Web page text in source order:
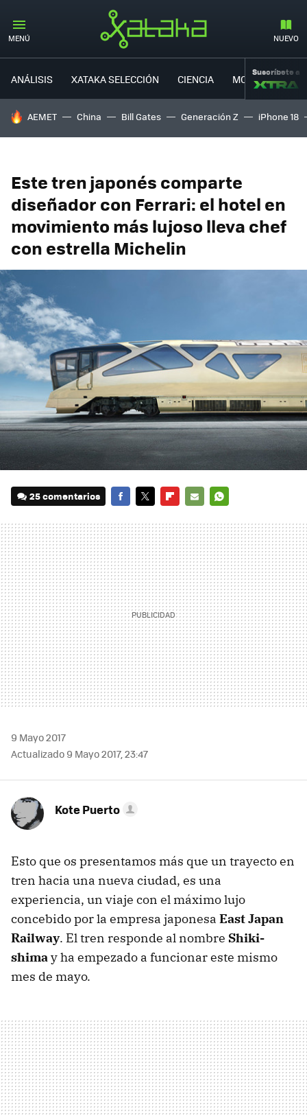
MENÚ NUEVO
ANÁLISIS XATAKA SELECCIÓN CIENCIA MOVILIDAD
Suscríbete a
HOY SE HABLA DE
AEMET China Bill Gates Generación Z iPhone 18
Este tren japonés comparte
diseñador con Ferrari: el hotel en
movimiento más lujoso lleva chef
con estrella Michelin
25 comentarios
MAIL
9 Mayo 2017
Actualizado 9 Mayo 2017, 23:47
Kote Puerto
Esto que os presentamos más que un trayecto en
tren hacia una nueva ciudad, es una
experiencia, un viaje con el máximo lujo
concebido por la empresa japonesa East Japan
Railway. El tren responde al nombre Shiki-
shimay ha empezado a funcionar este mismo
mes de mayo.